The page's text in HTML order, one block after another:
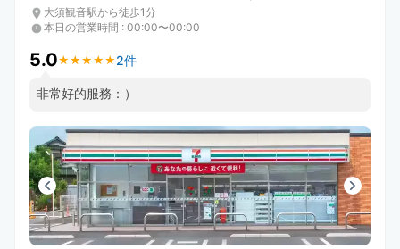
大須観音駅から徒歩1分
本日の営業時間 : 00:00〜00:00
5.0★ ★ ★ ★ ★
★ ★ ★ ★ ★ 2件
非常好的服務：）